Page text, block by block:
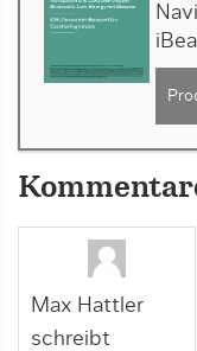
Max Hattler
schreibt